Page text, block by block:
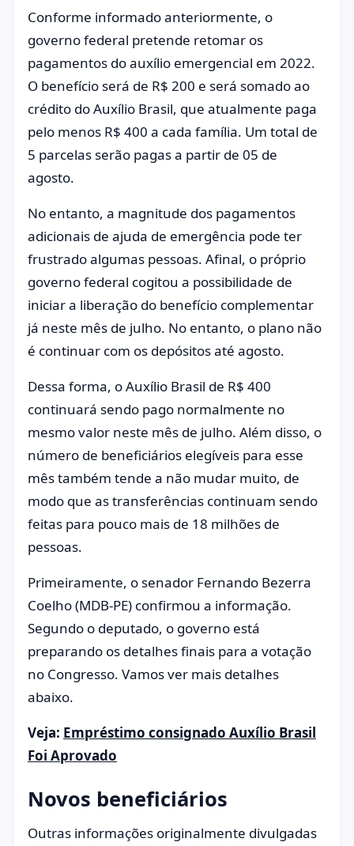
Conforme informado anteriormente, o
governo federal pretende retomar os
pagamentos do auxílio emergencial em 2022.
O benefício será de R$ 200 e será somado ao
crédito do Auxílio Brasil, que atualmente paga
pelo menos R$ 400 a cada família. Um total de
5 parcelas serão pagas a partir de 05 de
agosto.
No entanto, a magnitude dos pagamentos
adicionais de ajuda de emergência pode ter
frustrado algumas pessoas. Afinal, o próprio
governo federal cogitou a possibilidade de
iniciar a liberação do benefício complementar
já neste mês de julho. No entanto, o plano não
é continuar com os depósitos até agosto.
Dessa forma, o Auxílio Brasil de R$ 400
continuará sendo pago normalmente no
mesmo valor neste mês de julho. Além disso, o
número de beneficiários elegíveis para esse
mês também tende a não mudar muito, de
modo que as transferências continuam sendo
feitas para pouco mais de 18 milhões de
pessoas.
Primeiramente, o senador Fernando Bezerra
Coelho (MDB-PE) confirmou a informação.
Segundo o deputado, o governo está
preparando os detalhes finais para a votação
no Congresso. Vamos ver mais detalhes
abaixo.
Veja: Empréstimo consignado Auxílio Brasil
Foi Aprovado
Novos beneficiários
Outras informações originalmente divulgadas